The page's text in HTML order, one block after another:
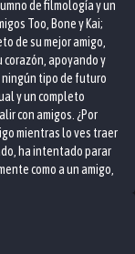
de filmología y un
Too, Bone y Kai;
de su mejor amigo,
corazón, apoyando y
ningún tipo de futuro
y un completo
con amigos. ¿Por
mientras lo ves traer
ha intentado parar
como a un amigo,
parar, Kai decide